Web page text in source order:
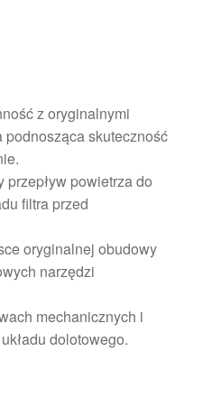
z oryginalnymi
podnosząca skuteczność
powietrza do
filtra przed
oryginalnej obudowy
narzędzi
mechanicznych i
dolotowego.